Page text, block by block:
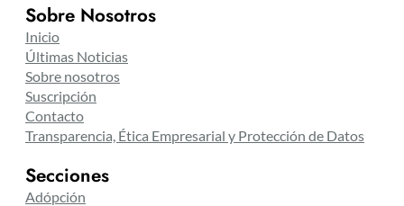
Sobre Nosotros
Inicio
Últimas Noticias
Sobre nosotros
Suscripción
Contacto
Transparencia, Ética Empresarial y Protección de Datos
Secciones
Adópción